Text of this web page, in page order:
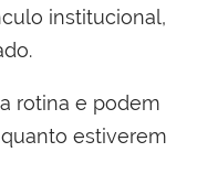
institucional,
rotina e podem
estiverem